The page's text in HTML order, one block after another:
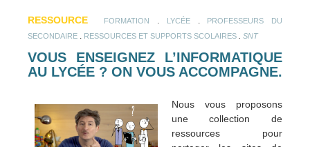
RESSOURCE FORMATION LYCÉE. PROFESSEURS DU
SECONDAIRE
RESSOURCES ET SUPPORTS SCOLAIRES SNT
VOUS ENSEIGNEZ L’INFORMATIQUE
AU LYCÉE ? ON VOUS ACCOMPAGNE.
Nous vous proposons
une collection de
ressources pour